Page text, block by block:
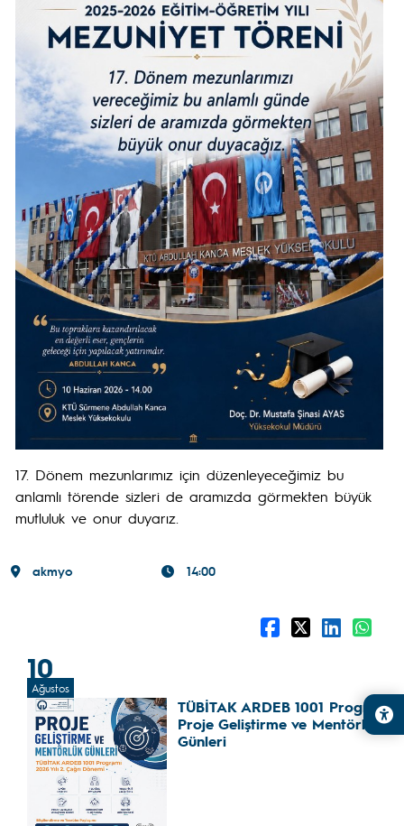
17. Dönem mezunlarımız için düzenleyeceğimiz bu
anlamlı törende sizleri de aramızda görmekten büyük
mutluluk ve onur duyarız.
akmyo 14:00
10
Ağustos
TÜBİTAK ARDEB 1001 Programı
Proje Geliştirme ve Mentörlük
Günleri